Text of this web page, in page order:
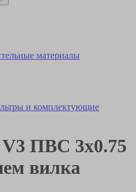
материалы
и комплектующие
ПВС 3x0.75
вилка